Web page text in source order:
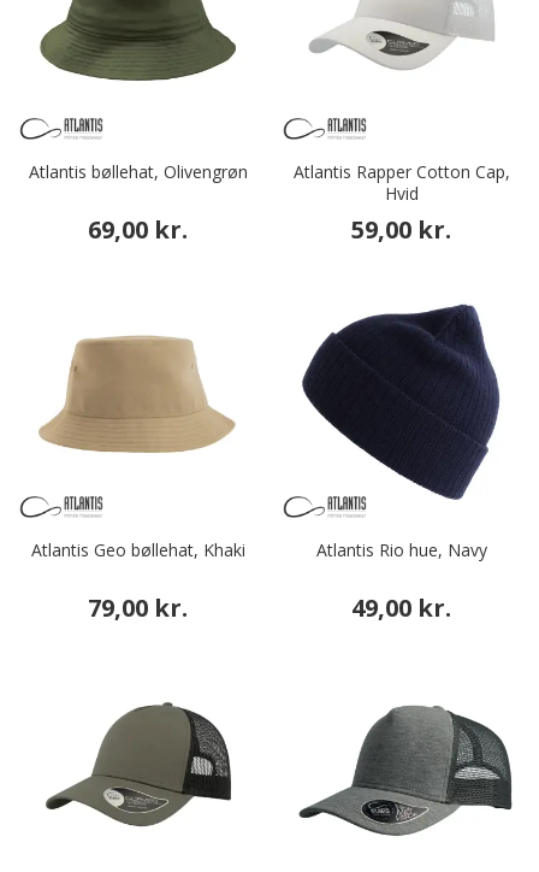
Atlantis bøllehat, Olivengrøn
69,00 kr.
Atlantis Rapper Cotton Cap,
Hvid
59,00 kr.
Atlantis Geo bøllehat, Khaki
79,00 kr.
Atlantis Rio hue, Navy
49,00 kr.